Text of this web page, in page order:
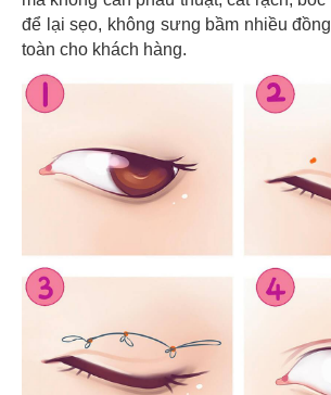
để lại sẹo, không sưng bầm nhiều
toàn cho khách hàng.